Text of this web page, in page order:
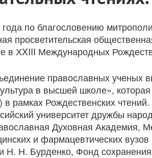
по благословению
просветительская
в ХXIII Международных
православных ученых
в высшей школе»,
рамках Рождественских
университет дружбы
Духовная Академия,
и фармацевтических
Н. Н. Бурденко, Фонд